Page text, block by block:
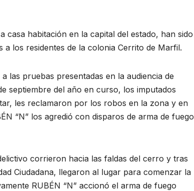
casa habitación en la capital del estado, han sido
los residentes de la colonia Cerrito de Marfil.
las pruebas presentadas en la audiencia de
septiembre del año en curso, los imputados
les reclamaron por los robos en la zona y en
“N” los agredió con disparos de arma de fuego
corrieron hacia las faldas del cerro y tras
Ciudadana, llegaron al lugar para comenzar la
RUBÉN “N” accionó el arma de fuego